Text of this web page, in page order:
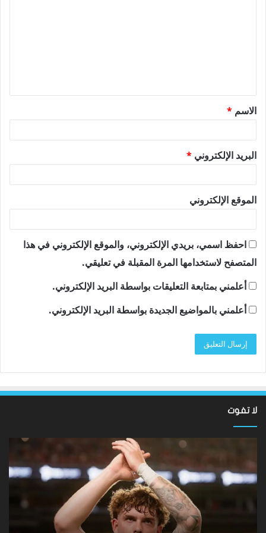
ق
*
الاسم *
البريد الإلكتروني *
الموقع الإلكتروني
احفظ اسمي، بريدي الإلكتروني، والموقع الإلكتروني في هذا
المتصفح لاستخدامها المرة المقبلة في تعليقي.
أعلمني بمتابعة التعليقات بواسطة البريد الإلكتروني.
أعلمني بالمواضيع الجديدة بواسطة البريد الإلكتروني.
لا تفوت
نتائج
2026:
فاز